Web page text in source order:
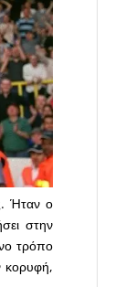
Ήταν ο
στην
τρόπο
κορυφή,